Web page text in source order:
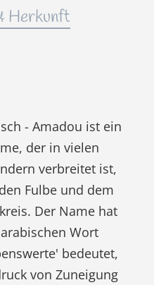
Herkunft
- Amadou ist ein
der in vielen
verbreitet ist,
Fulbe und dem
Der Name hat
Wort
bedeutet,
von Zuneigung